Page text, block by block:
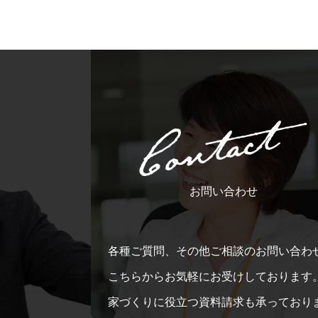
お問い合わせ
各種ご質問、その他ご相談のお問い合わ
こちらからお気軽にお受けしております
家づくりに役立つ資料請求も承っており